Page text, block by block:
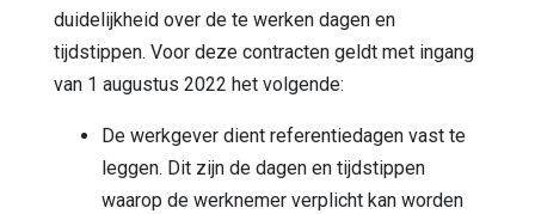
duidelijkheid over de te werken dagen en
tijdstippen. Voor deze contracten geldt met ingang
van 1 augustus 2022 het volgende:
De werkgever dient referentiedagen vast te
leggen. Dit zijn de dagen en tijdstippen
waarop de werknemer verplicht kan worden